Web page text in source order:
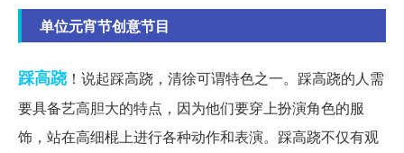
单位元宵节创意节目
踩高跷 ！说起踩高跷，清徐可谓特色之一。踩高跷的人需
要具备艺高胆大的特点，因为他们要穿上扮演角色的服
饰，站在高细棍上进行各种动作和表演。踩高跷不仅有观